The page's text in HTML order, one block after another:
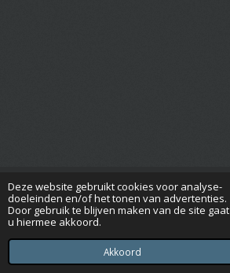
Deze website gebruikt cookies voor analyse-
doeleinden en/of het tonen van advertenties.
Door gebruik te blijven maken van de site gaat
u hiermee akkoord.
Akkoord
© 2015 - 2026 Seniorenverenigingrijsbergen.nl